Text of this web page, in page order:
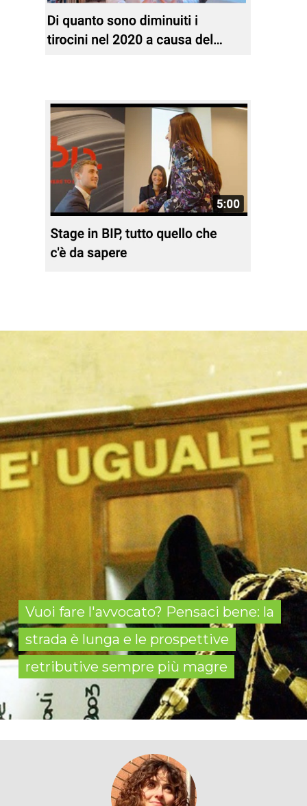
Vuoi fare l'avvocato? Pensaci bene: la
strada è lunga e le prospettive
retributive sempre più magre